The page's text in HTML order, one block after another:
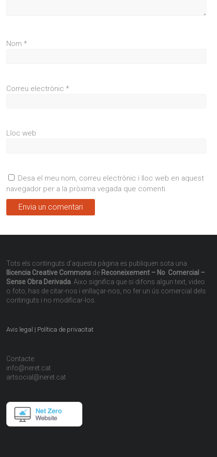
Nom*
Correu electrònic*
Lloc web
Desa el meu nom, correu electrònic i lloc web en aquest
navegador per a la pròxima vegada que comenti.
Tots els continguts d’aquesta pàgina es publiquen sota una
llicencia Creative Commons de Reconeixement – No Comercial –
Sense Obra Derivada . Aixo significa que si difons algun text, video
o foto, has de citar-nos i enllaçar-nos, no fer un ús comercial dels
continguts i no modificar-los.
Avis legal | Política de privacitat
Contacte:
info@neret.cat
artsocial@neret.cat